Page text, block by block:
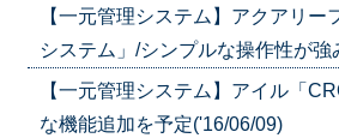
【一元管理システム】アクアリー
システム」/シンプルな操作性が強
【一元管理システム】アイル「
な機能追加を予定('16/06/09)